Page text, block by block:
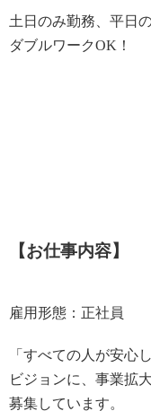
土日のみ勤務、平日
ダブルワークOK！
【お仕事内容】
雇用形態：正社員
「すべての人が安心
ビジョンに、事業拡
募集しています。